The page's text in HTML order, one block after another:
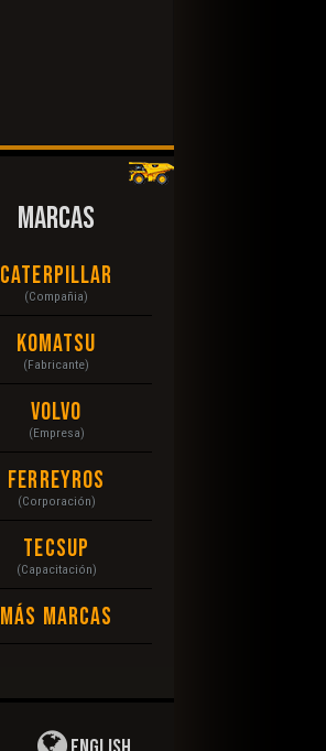
MARCAS
Caterpillar
(Compañia)
Komatsu
(Fabricante)
Volvo
(Empresa)
Ferreyros
(Corporación)
Tecsup
(Capacitación)
Más Marcas